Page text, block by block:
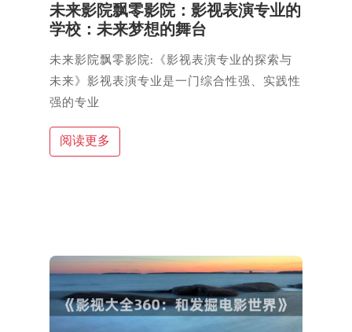
未来影院飘零影院：影视表演专业的
学校：未来梦想的舞台
未来影院飘零影院:《影视表演专业的探索与
未来》影视表演专业是一门综合性强、实践性
强的专业
阅读更多